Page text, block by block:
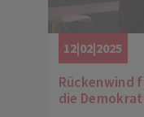
12|02|2025
Rückenwind
die